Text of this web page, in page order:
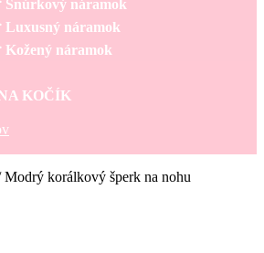
náramok
náramok
náramok
KOČÍK
Modrý korálkový šperk na nohu